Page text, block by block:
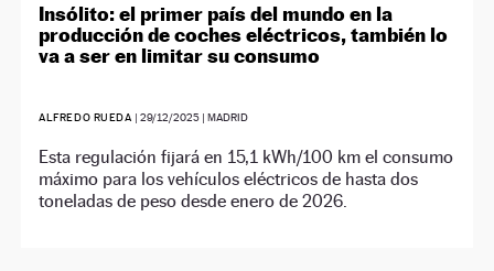
Insólito: el primer país del mundo en la
producción de coches eléctricos, también lo
va a ser en limitar su consumo
ALFREDO RUEDA |29/12/2025 | MADRID
Esta regulación fijará en 15,1 kWh/100 km el consumo
máximo para los vehículos eléctricos de hasta dos
toneladas de peso desde enero de 2026.